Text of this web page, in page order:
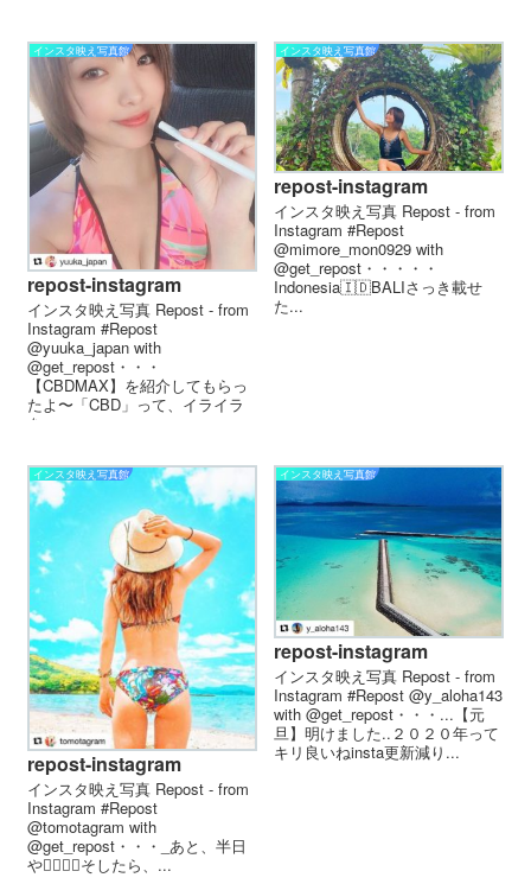
インスタ映え写真館
repost-instagram
インスタ映え写真 Repost - from
Instagram #Repost
@yuuka_japan with
@get_repost・・・
【CBDMAX】を紹介してもらっ
たよ〜️ 「CBD」って、イライラ
を...
インスタ映え写真館
repost-instagram
インスタ映え写真 Repost - from
Instagram #Repost
@mimore_mon0929 with
@get_repost・・・・・
Indonesia🇮🇩BALIさっき載せ
た...
インスタ映え写真館
repost-instagram
インスタ映え写真 Repost - from
Instagram #Repost
@tomotagram with
@get_repost・・・_ あと、半日
や〜🏼🏼🏼 そしたら、...
インスタ映え写真館
repost-instagram
インスタ映え写真 Repost - from
Instagram #Repost @y_aloha143
with @get_repost・・・...【元
旦】明けました..２０２０年って
キリ良いね️insta更新減り...